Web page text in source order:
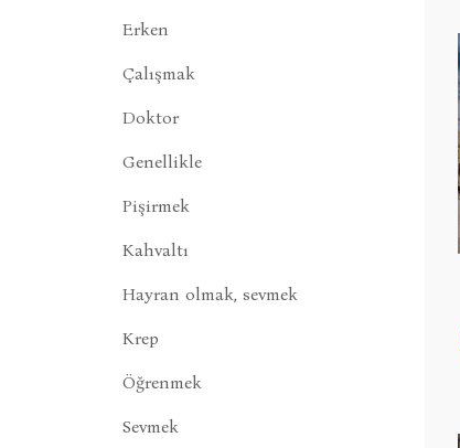
Erken
Çalışmak
Doktor
Genellikle
Pişirmek
Kahvaltı
Hayran olmak, sevmek
Krep
Öğrenmek
Sevmek